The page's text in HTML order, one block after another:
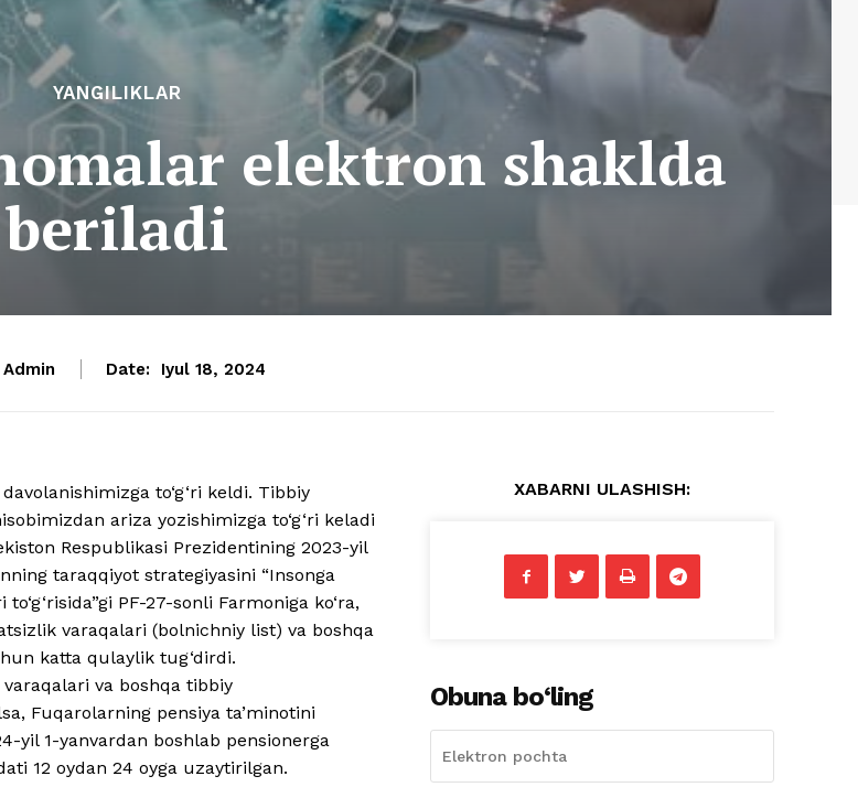
YANGILIKLAR
elektron shaklda
beriladi
Admin Date: Iyul 18, 2024
to‘g‘ri keldi. Tibbiy
ariza yozishimizga to‘g‘ri keladi
Respublikasi Prezidentining 2023-yil
taraqqiyot strategiyasini “Insonga
PF-27-sonli Farmoniga ko‘ra,
varaqalari (bolnichniy list) va boshqa
katta qulaylik tug‘dirdi.
va boshqa tibbiy
Fuqarolarning pensiya ta’minotini
yil 1-yanvardan boshlab pensionerga
12 oydan 24 oyga uzaytirilgan.
XABARNI ULASHISH:
Obuna bo‘ling